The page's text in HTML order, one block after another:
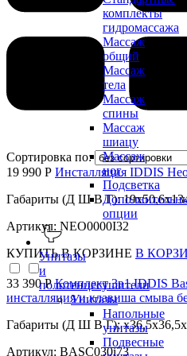
комплекты
гидромассажа
Массаж
общий
Массаж
тела
Массаж
спины
Массаж
шиацу
Массаж
ног
Подсветка
опции
Унитазы
и
полотенцесушители
Унитазы
Напольные
унитазы
Подвесные
Сортировка по:
19 990 Р Инсталляция IDDIS
Габариты (Д Ш В Г):
Артикул: NEO0000I32
КУПИТЬ В КОРЗИНЕ В
33 390 РКомплект 3в1 IDDIS
инсталляция и клавиша смыва
Габариты (Д Ш В Г):
Артикул: BASC030i73